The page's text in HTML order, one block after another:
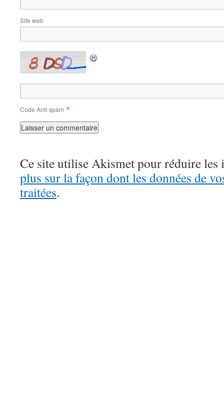
Site web
Code Anti-spam *
Ce site utilise Akismet pour réduire les
plus sur la façon dont les données de
traitées.